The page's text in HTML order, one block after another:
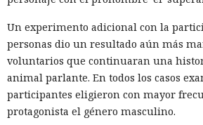
Un experimento adicional con la
personas dio un resultado aún más
voluntarios que continuaran una
animal parlante. En todos los casos
participantes eligieron con mayor
protagonista el género masculino.